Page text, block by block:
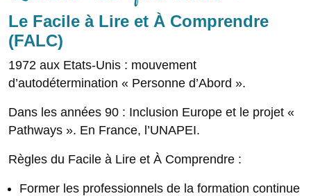
Le Facile à Lire et À Comprendre
(FALC)
1972 aux Etats-Unis : mouvement
d’autodétermination « Personne d’Abord ».
Dans les années 90 : Inclusion Europe et le projet «
Pathways ». En France, l’UNAPEI.
Règles du Facile à Lire et À Comprendre :
Former les professionnels de la formation continue